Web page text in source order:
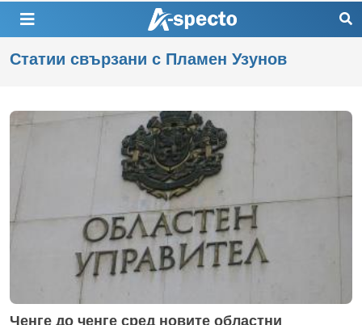
Статии свързани с Пламен Узунов
Ченге до ченге сред новите областни